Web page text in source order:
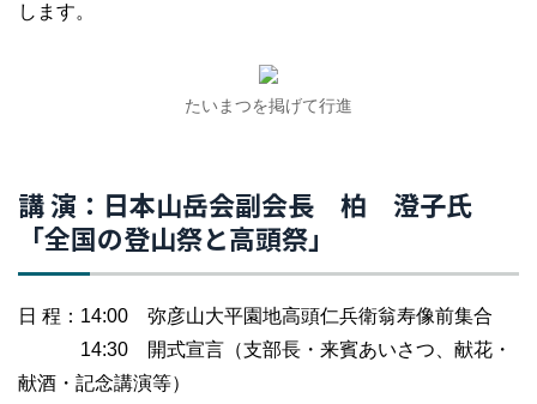
します。
たいまつを掲げて行進
講 演：日本山岳会副会長 柏 澄子氏
「全国の登山祭と高頭祭」
日 程：14:00 弥彦山大平園地高頭仁兵衛翁寿像前集合
14:30 開式宣言（支部長・来賓あいさつ、献花・
献酒・記念講演等）